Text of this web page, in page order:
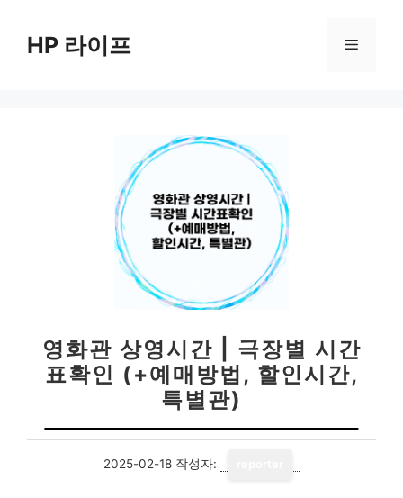
HP 라이프 메
영화관 상영시간 | 극장별 시간
표확인 (+예매방법, 할인시간,
특별관)
2025-02-18 작성자: